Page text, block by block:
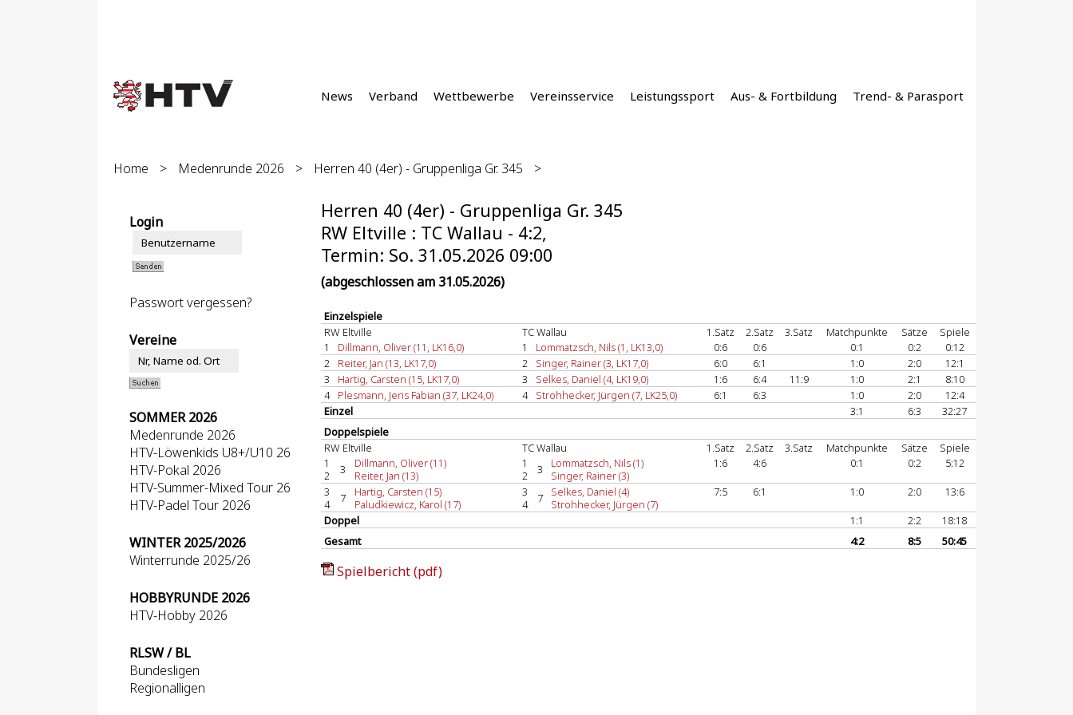
News Verband Wettbewerbe Vereinsservice Leistungssport Aus- & Fortbildung Trend- & Parasport
Home > Medenrunde 2026 > Herren 40 (4er) - Gruppenliga Gr. 345 >
Login
Passwort vergessen?
Vereine
SOMMER 2026
Medenrunde 2026
HTV-Löwenkids U8+/U10 26
HTV-Pokal 2026
HTV-Summer-Mixed Tour 26
HTV-Padel Tour 2026
WINTER 2025/2026
Winterrunde 2025/26
HOBBYRUNDE 2026
HTV-Hobby 2026
RLSW / BL
Bundesligen
Regionalligen
Herren 40 (4er) - Gruppenliga Gr. 345
RW Eltville : TC Wallau - 4:2,
Termin: So. 31.05.2026 09:00
(abgeschlossen am 31.05.2026)
Einzelspiele
RW Eltville
TC Wallau 1.Satz 2.Satz 3.Satz Matchpunkte Sätze
Spiele
1
Dillmann, Oliver (11, LK16,0) 1 Lommatzsch, Nils (1, LK13,0) 0:6 0:6 0:1 0:2
0:12
2
Reiter, Jan (13, LK17,0) 2 Singer, Rainer (3, LK17,0) 6:0 6:1 1:0 2:0
12:1
3
Hartig, Carsten (15, LK17,0) 3 Selkes, Daniel (4, LK19,0) 1:6 6:4 11:9 1:0 2:1
8:10
4
Plesmann, Jens Fabian (37, LK24,0) 4 Strohhecker, Jürgen (7, LK25,0) 6:1 6:3 1:0 2:0
12:4
Einzel
3:1 6:3
32:27
Doppelspiele
RW Eltville
TC Wallau 1.Satz 2.Satz 3.Satz Matchpunkte Sätze
Spiele
1
2
3
Dillmann, Oliver (11)
Reiter, Jan (13)
1
2
3
Lommatzsch, Nils (1)
Singer, Rainer (3)
1:6 4:6 0:1 0:2
5:12
3
4
7
Hartig, Carsten (15)
Paludkiewicz, Karol (17)
3
4
7
Selkes, Daniel (4)
Strohhecker, Jürgen (7)
7:5 6:1 1:0 2:0
13:6
Doppel
1:1 2:2
18:18
Gesamt
4:2 8:5 50:45
Spielbericht (pdf)